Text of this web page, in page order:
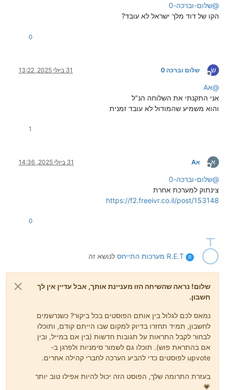
@שלום-וברכה-0
הקו של דוד מלך ישראל לא עובד?
0
ש
מנותק
שלום וברכה 0 31 ביולי 2025, 13:22
@אA
אני התקנתי את השלוחה הנ"ל
והוא משמיע שהמודול לא עובד זמנית
1
א
מנותק
אA 31 ביולי 2025, 14:36
@שלום-וברכה-0
צינתוק למערכת אחרת
https://f2.freeivr.co.il/post/153148
0
R R.E.T מערכות התייחס לנושא זה
שלום! נראה שהשיחה הזו מעניינת אותך, אבל עדיין אין לך
חשבון.
נמאס לכם לגלול בין אותם הפוסטים בכל ביקור? כשנרשמים
לחשבון, תמיד תחזרו בדיוק למקום שבו הייתם קודם, ותוכלו
לבחור לקבל התראות על תגובות חדשות (בין אם במייל, ובין
אם בהתראת פוש). תוכלו גם לשמור סימניות ולפרגן ב-
upvote לפוסטים כדי להביע הערכה לחברי קהילה אחרים.
בעזרת התרומה שלך, הפוסט הזה יכול להיות אפילו טוב יותר
💗